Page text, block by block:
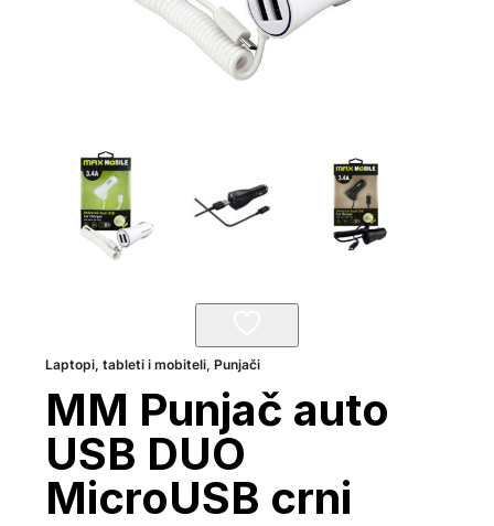
Laptopi, tableti i mobiteli,Punjači
MM Punjač auto
USB DUO
MicroUSB crni